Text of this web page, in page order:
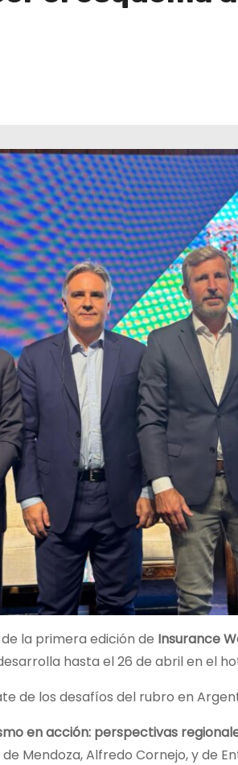
la primera edición de Insurance
hasta el 26 de abril en el
de los desafíos del rubro en
en acción: perspectivas
Mendoza, Alfredo Cornejo, y de